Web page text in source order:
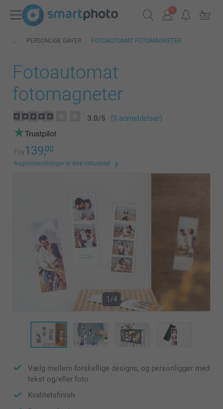
PERSONLIGE GAVER FOTOAUTOMAT FOTOMAGNETER
Fotoautomat
fotomagneter
3.0/5 (5 anmeldelser)
Fra139,00
fragtomkostninger er ikke inkluderet
1/4
Vælg mellem forskellige designs, og personliggør med
tekst og/eller foto
Kvalitetsfinish